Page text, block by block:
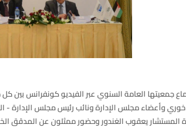
جمعيتها العامة السنوي عبر الفيديو كونفرانس بين
وأعضاء مجلس الإدارة ونائب رئيس مجلس
المستشار يعقوب الغندور وحضور ممثلون عن